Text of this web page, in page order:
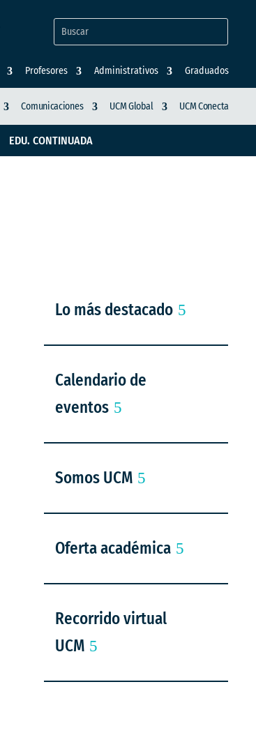
Profesores Administrativos Graduados
Comunicaciones UCM Global UCM Conecta
EDU. CONTINUADA
Lo más destacado
Calendario de
eventos
Somos UCM
Oferta académica
Recorrido virtual
UCM